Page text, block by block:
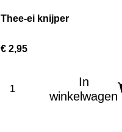
Thee-ei knijper
€ 2,95
In
winkelwagen